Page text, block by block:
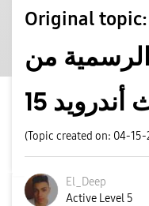
Original topic:
من
15
(Topic created on: 04-
El_Deep
Active Level 5